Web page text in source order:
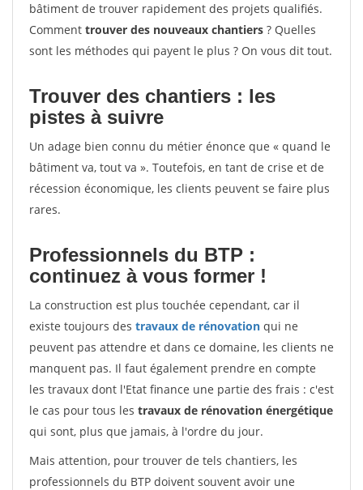
bâtiment de trouver rapidement des projets qualifiés.
Comment trouver des nouveaux chantiers ? Quelles
sont les méthodes qui payent le plus ? On vous dit tout.
Trouver des chantiers : les
pistes à suivre
Un adage bien connu du métier énonce que « quand le
bâtiment va, tout va ». Toutefois, en tant de crise et de
récession économique, les clients peuvent se faire plus
rares.
Professionnels du BTP :
continuez à vous former !
La construction est plus touchée cependant, car il
existe toujours des travaux de rénovation qui ne
peuvent pas attendre et dans ce domaine, les clients ne
manquent pas. Il faut également prendre en compte
les travaux dont l'Etat finance une partie des frais : c'est
le cas pour tous les travaux de rénovation énergétique
qui sont, plus que jamais, à l'ordre du jour.
Mais attention, pour trouver de tels chantiers, les
professionnels du BTP doivent souvent avoir une